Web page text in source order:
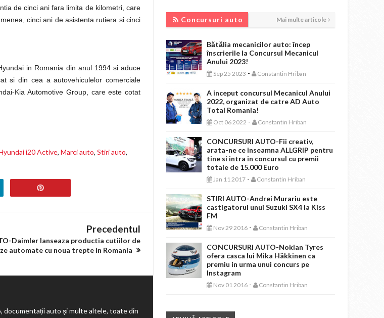
de cinci ani fara limita de kilometri, care
cinci ani de asistenta rutiera si cinci
in Romania din anul 1994 si aduce
si din cea a autovehiculelor comerciale
Kia Automotive Group, care este cotat
i20 Active, Marci auto, Stiri auto,
Precedentul
Daimler lanseaza productia cutiilor de
automate cu noua trepte in Romania
auto și multe altele, toate din
Concursuri auto Mai multe articole
Bătălia mecanicilor auto: încep
înscrierile la Concursul Mecanicul
Anului 2023!
Sep 25 2023 - Constantin Hriban
A inceput concursul Mecanicul Anului
2022, organizat de catre AD Auto
Total Romania!
Oct 06 2022 - Constantin Hriban
CONCURSURI AUTO-Fii creativ,
arata-ne ce inseamna ALLGRIP pentru
tine si intra in concursul cu premii
totale de 15.000 Euro
Jan 11 2017 - Constantin Hriban
STIRI AUTO-Andrei Murariu este
castigatorul unui Suzuki SX4 la Kiss
FM
Nov 29 2016 - Constantin Hriban
CONCURSURI AUTO-Nokian Tyres
ofera casca lui Mika Häkkinen ca
premiu in urma unui concurs pe
Instagram
Nov 01 2016 - Constantin Hriban